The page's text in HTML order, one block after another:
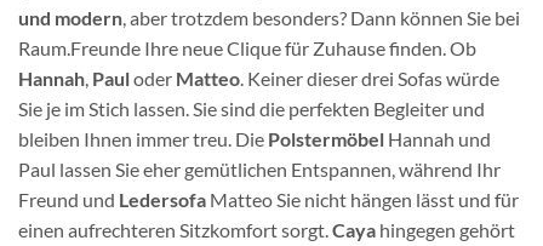
und modern , aber trotzdem besonders? Dann können Sie bei
Raum.Freunde Ihre neue Clique für Zuhause finden. Ob
Hannah Pauloder Matteo . Keiner dieser drei Sofas würde
Sie je im Stich lassen. Sie sind die perfekten Begleiter und
bleiben Ihnen immer treu. Die Polstermöbel Hannah und
Paul lassen Sie eher gemütlichen Entspannen, während Ihr
Freund und Ledersofa Matteo Sie nicht hängen lässt und für
einen aufrechteren Sitzkomfort sorgt. Caya hingegen gehört